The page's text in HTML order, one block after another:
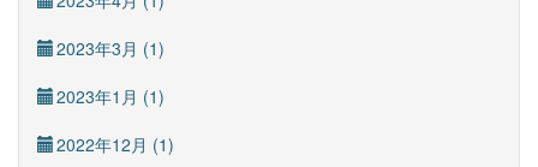
2023年3月 (1)
2023年1月 (1)
2022年12月 (1)